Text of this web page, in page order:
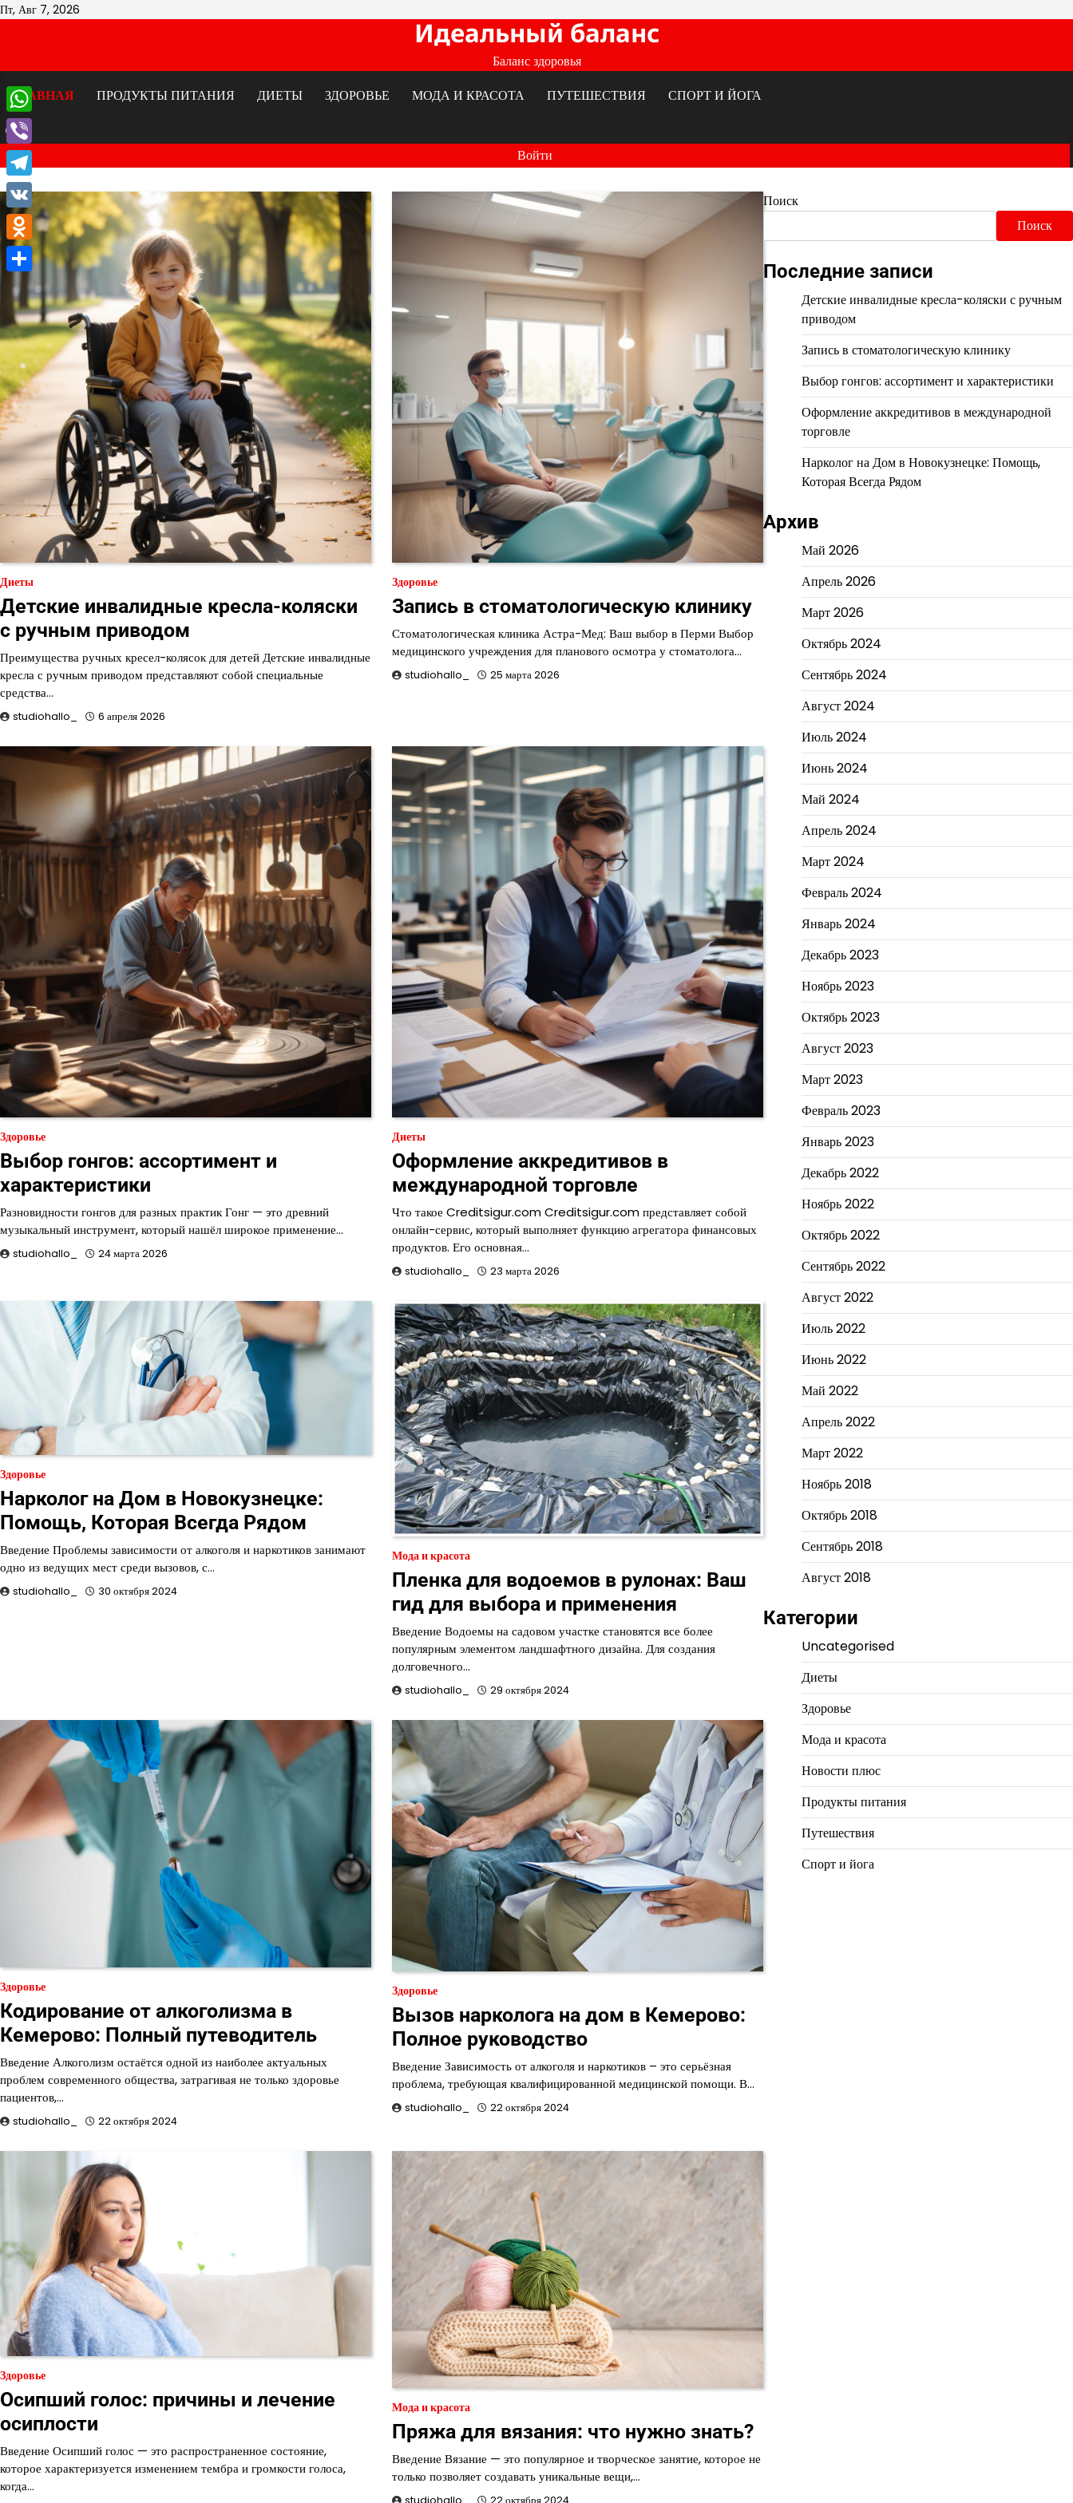
Перейти
Пт, Авг 7, 2026
Идеальный баланс
Баланс здоровья
ГЛАВНАЯ
ПРОДУКТЫ ПИТАНИЯ ДИЕТЫ ЗДОРОВЬЕ МОДА И КРАСОТА ПУТЕШЕСТВИЯ СПОРТ И ЙОГА
Войти
Диеты
Детские инвалидные кресла-коляски
с ручным приводом
Преимущества ручных кресел-колясок для детей Детские инвалидные
кресла с ручным приводом представляют собой специальные
средства…
studiohallo_ 6 апреля 2026
Здоровье
Запись в стоматологическую клинику
Стоматологическая клиника Астра-Мед: Ваш выбор в Перми Выбор
медицинского учреждения для планового осмотра у стоматолога…
studiohallo_ 25 марта 2026
Здоровье
Выбор гонгов: ассортимент и
характеристики
Разновидности гонгов для разных практик Гонг — это древний
музыкальный инструмент, который нашёл широкое применение…
studiohallo_ 24 марта 2026
Диеты
Оформление аккредитивов в
международной торговле
Что такое Creditsigur.com Creditsigur.com представляет собой
онлайн-сервис, который выполняет функцию агрегатора финансовых
продуктов. Его основная…
studiohallo_ 23 марта 2026
Здоровье
Нарколог на Дом в Новокузнецке:
Помощь, Которая Всегда Рядом
Введение Проблемы зависимости от алкоголя и наркотиков занимают
одно из ведущих мест среди вызовов, с…
studiohallo_ 30 октября 2024
Мода и красота
Пленка для водоемов в рулонах: Ваш
гид для выбора и применения
Введение Водоемы на садовом участке становятся все более
популярным элементом ландшафтного дизайна. Для создания
долговечного…
studiohallo_ 29 октября 2024
Здоровье
Кодирование от алкоголизма в
Кемерово: Полный путеводитель
Введение Алкоголизм остаётся одной из наиболее актуальных
проблем современного общества, затрагивая не только здоровье
пациентов,…
studiohallo_ 22 октября 2024
Здоровье
Вызов нарколога на дом в Кемерово:
Полное руководство
Введение Зависимость от алкоголя и наркотиков – это серьёзная
проблема, требующая квалифицированной медицинской помощи. В…
studiohallo_ 22 октября 2024
Здоровье
Осипший голос: причины и лечение
осиплости
Введение Осипший голос — это распространенное состояние,
которое характеризуется изменением тембра и громкости голоса,
когда…
Мода и красота
Пряжа для вязания: что нужно знать?
Введение Вязание — это популярное и творческое занятие, которое не
только позволяет создавать уникальные вещи,…
studiohallo_ 22 октября 2024
Поиск
Поиск
Последние записи
Детские инвалидные кресла-коляски с ручным
приводом
Запись в стоматологическую клинику
Выбор гонгов: ассортимент и характеристики
Оформление аккредитивов в международной
торговле
Нарколог на Дом в Новокузнецке: Помощь,
Которая Всегда Рядом
Архив
Май 2026
Апрель 2026
Март 2026
Октябрь 2024
Сентябрь 2024
Август 2024
Июль 2024
Июнь 2024
Май 2024
Апрель 2024
Март 2024
Февраль 2024
Январь 2024
Декабрь 2023
Ноябрь 2023
Октябрь 2023
Август 2023
Март 2023
Февраль 2023
Январь 2023
Декабрь 2022
Ноябрь 2022
Октябрь 2022
Сентябрь 2022
Август 2022
Июль 2022
Июнь 2022
Май 2022
Апрель 2022
Март 2022
Ноябрь 2018
Октябрь 2018
Сентябрь 2018
Август 2018
Категории
Uncategorised
Диеты
Здоровье
Мода и красота
Новости плюс
Продукты питания
Путешествия
Спорт и йога
WhatsApp
Viber
Telegram
VK
Odnoklassniki
Отправить